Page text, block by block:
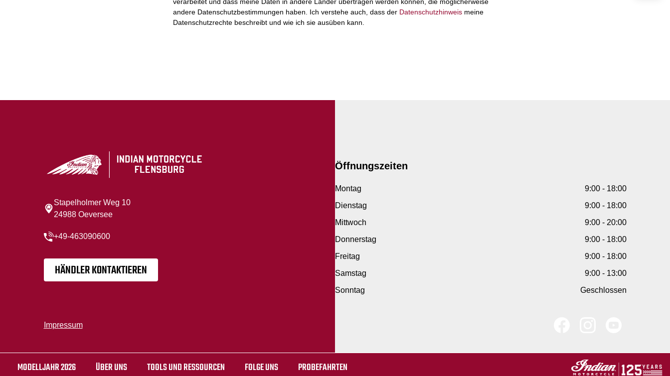
andere Datenschutzbestimmungen haben. Ich verstehe auch, dass der Datenschutzhinweis meine
Datenschutzrechte beschreibt und wie ich sie ausüben kann.
MODELLJAHR 2026 ÜBER UNS TOOLS UND RESSOURCEN FOLGE UNS PROBEFAHRTEN
Stapelholmer Weg 10
24988 Oeversee
+49-463090600
HÄNDLER KONTAKTIEREN
Öffnungszeiten
Montag
9:00 - 18:00
Dienstag
9:00 - 18:00
Mittwoch
9:00 - 20:00
Donnerstag
9:00 - 18:00
Freitag
9:00 - 18:00
Samstag
9:00 - 13:00
Sonntag
Geschlossen
Impressum